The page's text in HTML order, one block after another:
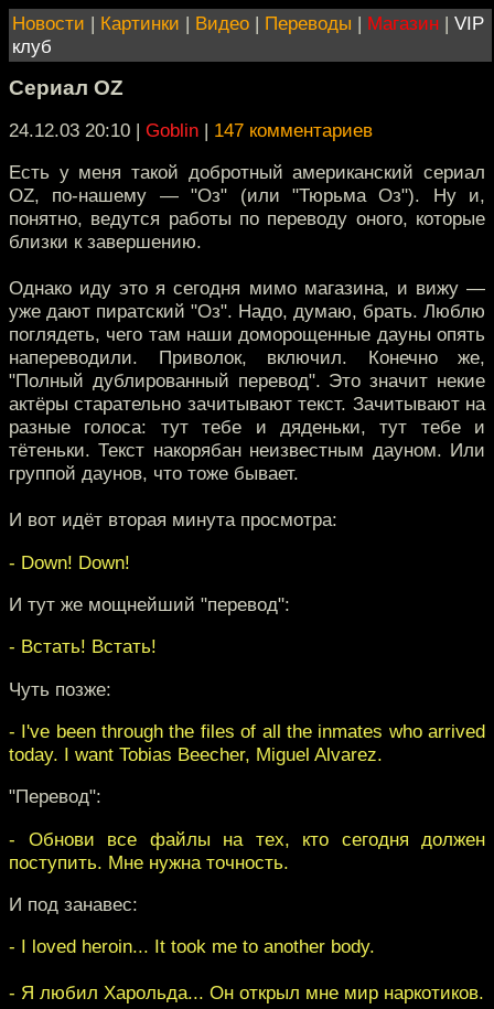
Новости | Картинки | Видео | Переводы | Магазин | VIP
клуб
Сериал OZ
24.12.03 20:10 | Goblin | 147 комментариев
Есть у меня такой добротный американский сериал
OZ, по-нашему — "Оз" (или "Тюрьма Оз"). Ну и,
понятно, ведутся работы по переводу оного, которые
близки к завершению.
Однако иду это я сегодня мимо магазина, и вижу —
уже дают пиратский "Оз". Надо, думаю, брать. Люблю
поглядеть, чего там наши доморощенные дауны опять
напереводили. Приволок, включил. Конечно же,
"Полный дублированный перевод". Это значит некие
актёры старательно зачитывают текст. Зачитывают на
разные голоса: тут тебе и дяденьки, тут тебе и
тётеньки. Текст накорябан неизвестным дауном. Или
группой даунов, что тоже бывает.
И вот идёт вторая минута просмотра:
- Down! Down!
И тут же мощнейший "перевод":
- Встать! Встать!
Чуть позже:
- I've been through the files of all the inmates who arrived
today. I want Tobias Beecher, Miguel Alvarez.
"Перевод":
- Обнови все файлы на тех, кто сегодня должен
поступить. Мне нужна точность.
И под занавес:
- I loved heroin... It took me to another body.
- Я любил Харольда... Он открыл мне мир наркотиков.